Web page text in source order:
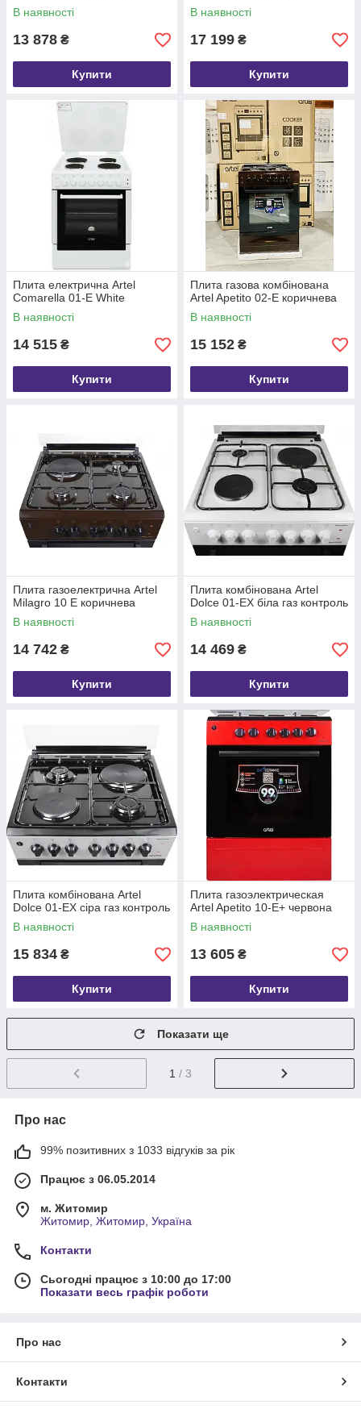
В наявності
13 878 ₴
Купити
В наявності
17 199 ₴
Купити
Плита електрична Artel
Comarella 01-E White
В наявності
14 515 ₴
Купити
Плита газова комбінована
Artel Apetito 02-E коричнева
В наявності
15 152 ₴
Купити
Плита газоелектрична Artel
Milagro 10 E коричнева
В наявності
14 742 ₴
Купити
Плита комбінована Artel
Dolce 01-EX біла газ контроль
В наявності
14 469 ₴
Купити
Плита комбінована Artel
Dolce 01-EX сіра газ контроль
В наявності
15 834 ₴
Купити
Плита газоэлектрическая
Artel Apetito 10-E+ червона
В наявності
13 605 ₴
Купити
Показати ще
1 / 3
Про нас
99% позитивних з 1033 відгуків за рік
Працює з 06.05.2014
м. Житомир
Житомир, Житомир, Україна
Контакти
Сьогодні працює з 10:00 до 17:00
Показати весь графік роботи
Про нас
Контакти